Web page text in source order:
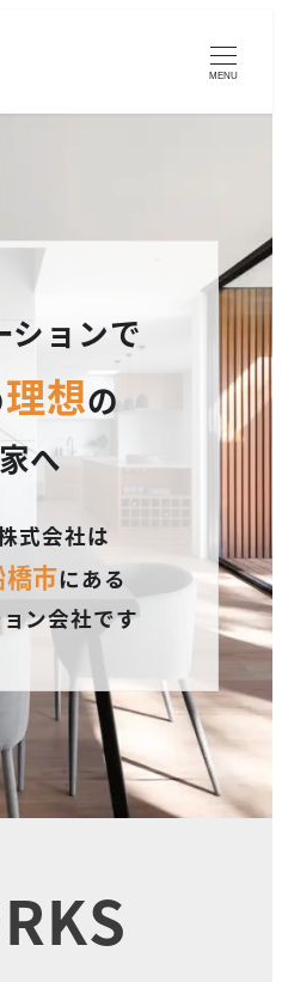
MENU
ションで
理想の
へ
式会社は
市にある
ン会社です